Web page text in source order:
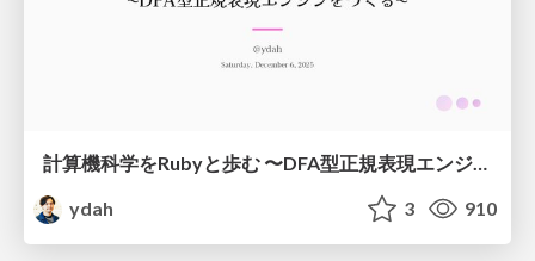
計算機科学をRubyと歩む 〜DFA型正規表現エンジンをつくる～
ydah
3 910